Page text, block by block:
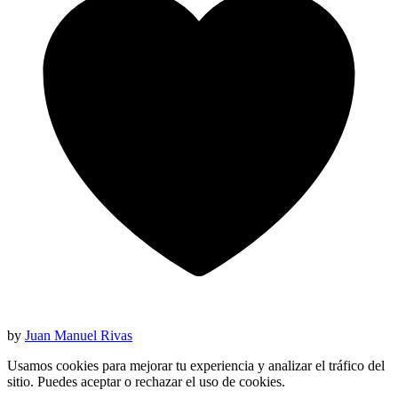
by Juan Manuel Rivas
Usamos cookies para mejorar tu experiencia y analizar el tráfico del
sitio. Puedes aceptar o rechazar el uso de cookies.